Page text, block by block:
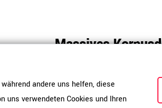
Massives
Die UNI Schränke sind
Ein hohes Eigengewicht, 18
andere uns helfen, diese
uns verwendeten Cookies und Ihren